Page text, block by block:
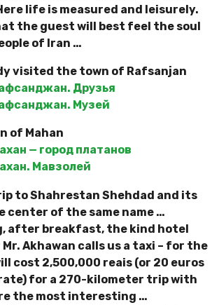
life is measured and leisurely.
the guest will best feel the soul
of Iran …
visited the town of Rafsanjan
Друзья
Музей
of Mahan
— город платанов
Мавзолей
to Shahrestan Shehdad and its
center of the same name …
after breakfast, the kind hotel
Akhawan calls us a taxi – for the
cost 2,500,000 reais (or 20 euros
for a 270-kilometer trip with
the most interesting …